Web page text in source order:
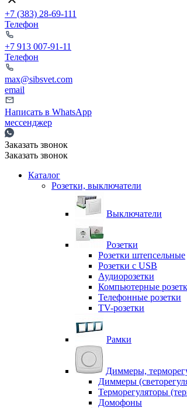
+7 (383) 28-69-111
Телефон
+7 913 007-91-11
Телефон
max@sibsvet.com
email
Написать в WhatsApp
мессенджер
Заказать звонок
Заказать звонок
Каталог
Розетки, выключатели
Выключатели
Розетки
Розетки штепсельные
Розетки с USB
Аудиорозетки
Компьютерные
Телефонные розетки
TV-розетки
Рамки
Диммеры,
Диммеры
Терморегуляторы
Домофоны